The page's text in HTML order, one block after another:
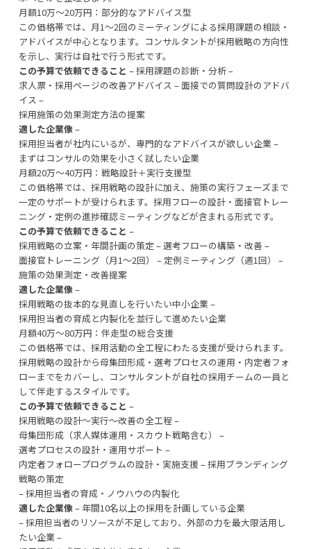
月額10万〜20万円：部分的なアドバイス型
この価格帯では、月1〜2回のミーティングによる採用課題の相談・
アドバイスが中心となります。コンサルタントが採用戦略の方向性
を示し、実行は自社で行う形式です。
この予算で依頼できること – 採用課題の診断・分析 –
求人票・採用ページの改善アドバイス – 面接での質問設計のアドバ
イス –
採用施策の効果測定方法の提案
適した企業像–
採用担当者が社内にいるが、専門的なアドバイスが欲しい企業 –
まずはコンサルの効果を小さく試したい企業
月額20万〜40万円：戦略設計＋実行支援型
この価格帯では、採用戦略の設計に加え、施策の実行フェーズまで
一定のサポートが受けられます。採用フローの設計・面接官トレー
ニング・定例の進捗確認ミーティングなどが含まれる形式です。
この予算で依頼できること –
採用戦略の立案・年間計画の策定 – 選考フローの構築・改善 –
面接官トレーニング（月1〜2回） – 定例ミーティング（週1回） –
施策の効果測定・改善提案
適した企業像–
採用戦略の抜本的な見直しを行いたい中小企業 –
採用担当者の育成と内製化を並行して進めたい企業
月額40万〜80万円：伴走型の総合支援
この価格帯では、採用活動の全工程にわたる支援が受けられます。
採用戦略の設計から母集団形成・選考プロセスの運用・内定者フォ
ローまでをカバーし、コンサルタントが自社の採用チームの一員と
して伴走するスタイルです。
この予算で依頼できること –
採用戦略の設計〜実行〜改善の全工程 –
母集団形成（求人媒体運用・スカウト戦略含む） –
選考プロセスの設計・運用サポート –
内定者フォロープログラムの設計・実施支援 – 採用ブランディング
戦略の策定
– 採用担当者の育成・ノウハウの内製化
適した企業像– 年間10名以上の採用を計画している企業
– 採用担当者のリソースが不足しており、外部の力を最大限活用し
たい企業 –